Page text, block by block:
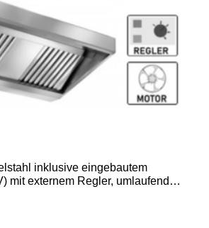
inklusive eingebautem
mit externem Regler, umlaufende
Typ-B, Beleuchtung mit
Fettablassventil